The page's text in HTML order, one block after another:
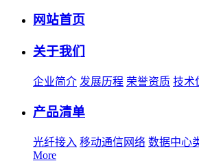
网站首页
关于我们
企业简介 发展历程 荣誉资质 技术
产品清单
光纤接入 移动通信网络 数据中心
More